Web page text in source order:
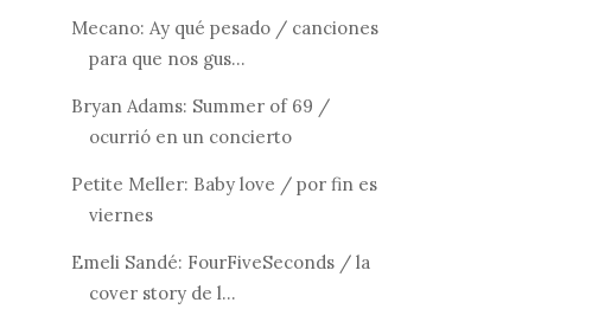
KANYE WEST,
RUNAWAY
KANYE WEST, GOOD
ASS JOB
Mecano: Ay qué pesado / canciones
para que nos gus...
Bryan Adams: Summer of 69 /
ocurrió en un concierto
Petite Meller: Baby love / por fin es
viernes
Emeli Sandé: FourFiveSeconds / la
cover story de l...